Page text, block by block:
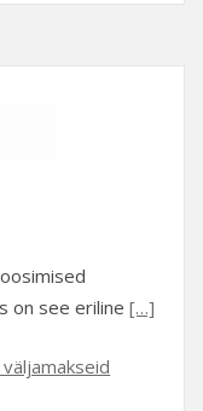
on see eriline […]